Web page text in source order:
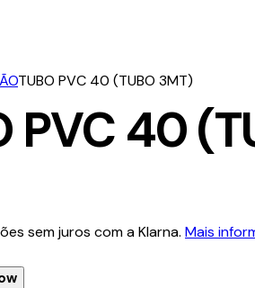
TUBO PVC 40 (TUBO 3MT)
PVC 40
sem juros com a Klarna. Mais